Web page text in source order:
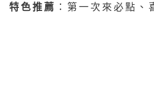
特色推薦
：第一次來必點、